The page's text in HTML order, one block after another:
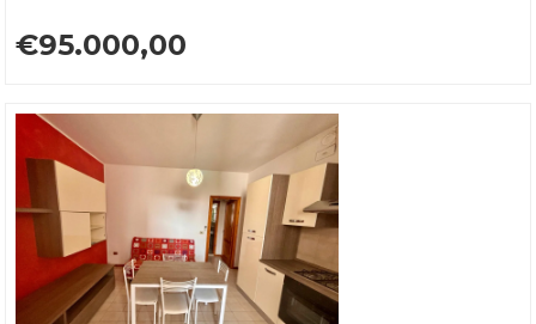
€95.000,00